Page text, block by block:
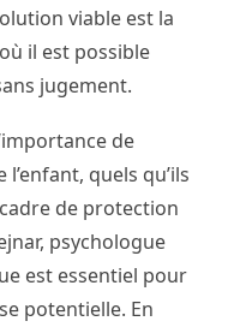
viable est la
il est possible
jugement.
de
quels qu’ils
de protection
psychologue
est essentiel pour
potentielle. En